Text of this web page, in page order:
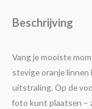
Beschrijving
Vang je mooiste
stevige oranje
uitstraling. Op de
foto kunt plaatsen –